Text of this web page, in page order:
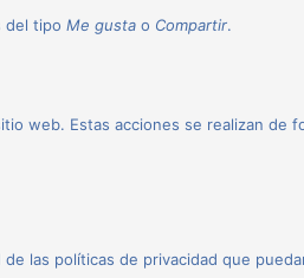
del tipoMe gusta o Compartir.
web. Estas acciones se realizan de
las políticas de privacidad que